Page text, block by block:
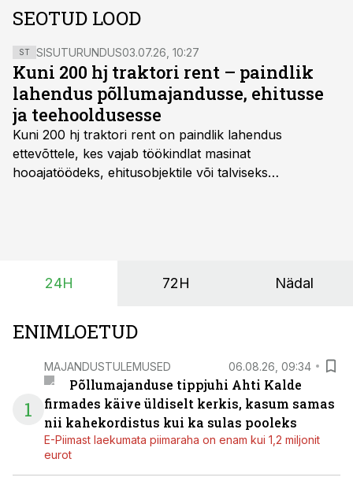
SEOTUD LOOD
ST SISUTURUNDUS03.07.26, 10:27
Kuni 200 hj traktori rent – paindlik
lahendus põllumajandusse, ehitusse
ja teehooldusesse
Kuni 200 hj traktori rent on paindlik lahendus
ettevõttele, kes vajab töökindlat masinat
hooajatöödeks, ehitusobjektile või talviseks
on suurim ning iga töötund on oluline.
24H 72H Nädal
ENIMLOETUD
1
MAJANDUSTULEMUSED 06.08.26, 09:34
Põllumajanduse tippjuhi Ahti Kalde
firmades käive üldiselt kerkis, kasum samas
nii kahekordistus kui ka sulas pooleks
E-Piimast laekumata piimaraha on enam kui 1,2 miljonit
eurot